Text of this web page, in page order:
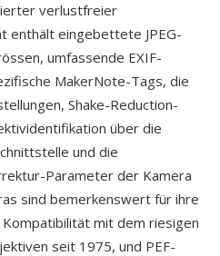
verlustfreier
enthält eingebettete JPEG-
umfassende EXIF-
MakerNote-Tags, die
Shake-Reduction-
über die
und die
Parameter der Kamera
sind bemerkenswert für ihre
mit dem riesigen
seit 1975, und PEF-